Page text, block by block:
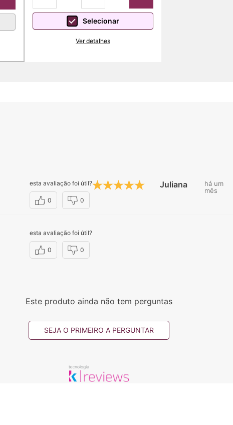
Selecionar
Ver detalhes
esta avaliação foi útil?
0 0
Juliana C.
há um
mês
esta avaliação foi útil?
0 0
Este produto ainda não tem perguntas
SEJA O PRIMEIRO A PERGUNTAR